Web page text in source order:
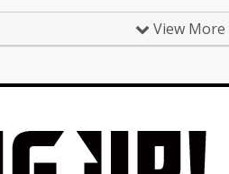
を打つ5人。こ…
View